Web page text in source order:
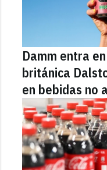
Damm entra
británica
en bebidas no